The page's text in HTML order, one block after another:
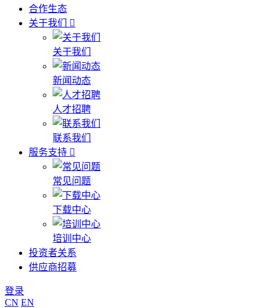
合作生态
关于我们
关于我们
新闻动态
人才招聘
联系我们
服务支持
常见问题
下载中心
培训中心
投资者关系
供应商招募
登录
CN EN